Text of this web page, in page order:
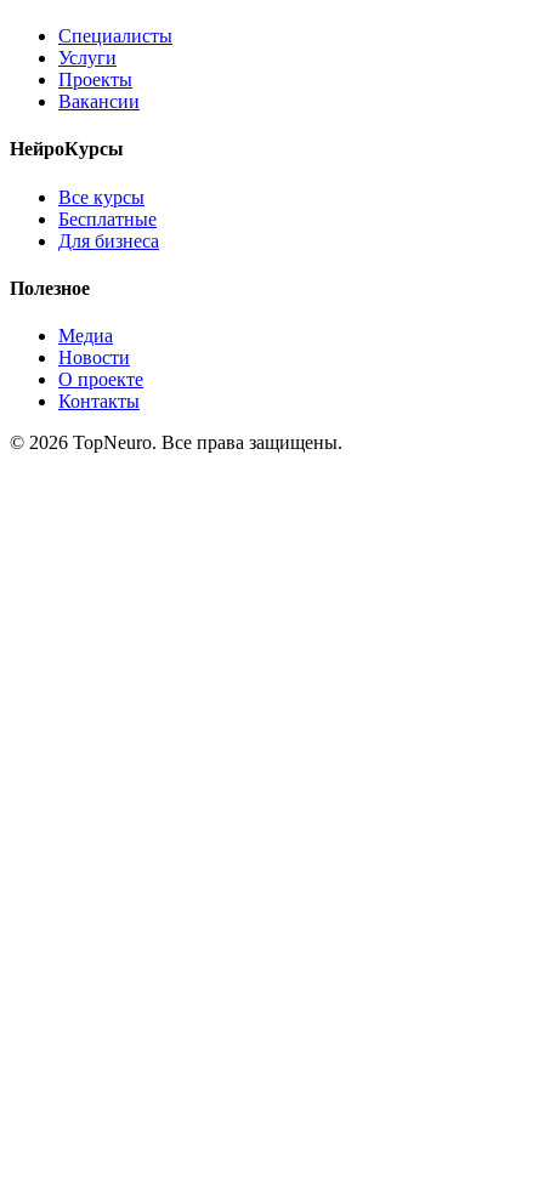
Специалисты
Услуги
Проекты
Вакансии
НейроКурсы
Все курсы
Бесплатные
Для бизнеса
Полезное
Медиа
Новости
О проекте
Контакты
© 2026 TopNeuro. Все права защищены.